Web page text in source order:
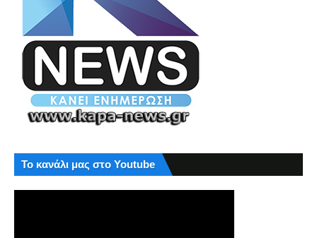
Το κανάλι μας στο Youtube